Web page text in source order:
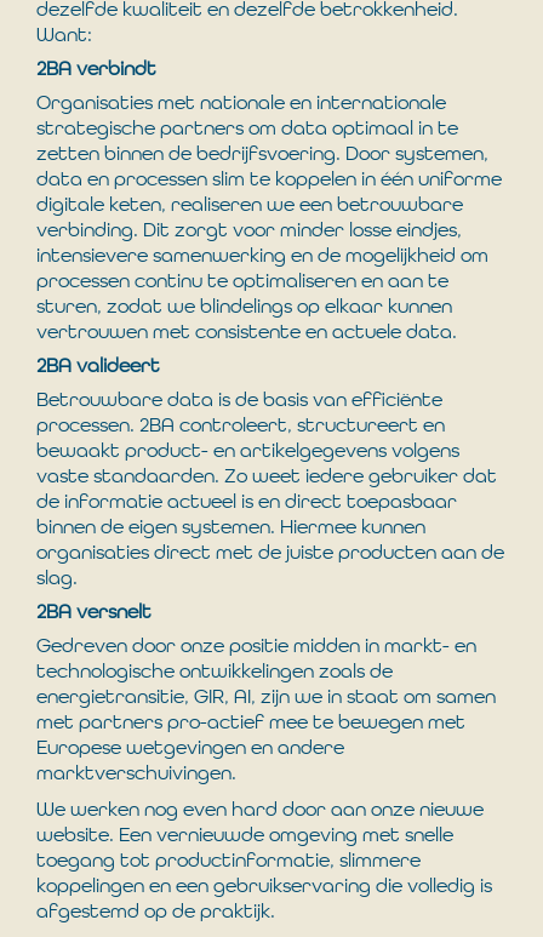
dezelfde kwaliteit en dezelfde betrokkenheid.
Want:
2BA verbindt
Organisaties met nationale en internationale
strategische partners om data optimaal in te
zetten binnen de bedrijfsvoering. Door systemen,
data en processen slim te koppelen in één uniforme
digitale keten, realiseren we een betrouwbare
verbinding. Dit zorgt voor minder losse eindjes,
intensievere samenwerking en de mogelijkheid om
processen continu te optimaliseren en aan te
sturen, zodat we blindelings op elkaar kunnen
vertrouwen met consistente en actuele data.
2BA valideert
Betrouwbare data is de basis van efficiënte
processen. 2BA controleert, structureert en
bewaakt product- en artikelgegevens volgens
vaste standaarden. Zo weet iedere gebruiker dat
de informatie actueel is en direct toepasbaar
binnen de eigen systemen. Hiermee kunnen
organisaties direct met de juiste producten aan de
slag.
2BA versnelt
Gedreven door onze positie midden in markt- en
technologische ontwikkelingen zoals de
energietransitie, GIR, AI, zijn we in staat om samen
met partners pro-actief mee te bewegen met
Europese wetgevingen en andere
marktverschuivingen.
We werken nog even hard door aan onze nieuwe
website. Een vernieuwde omgeving met snelle
toegang tot productinformatie, slimmere
koppelingen en een gebruikservaring die volledig is
afgestemd op de praktijk.